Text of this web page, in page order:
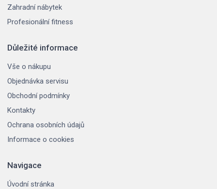
Zahradní nábytek
Profesionální fitness
Důležité informace
Vše o nákupu
Objednávka servisu
Obchodní podmínky
Kontakty
Ochrana osobních údajů
Informace o cookies
Navigace
Úvodní stránka